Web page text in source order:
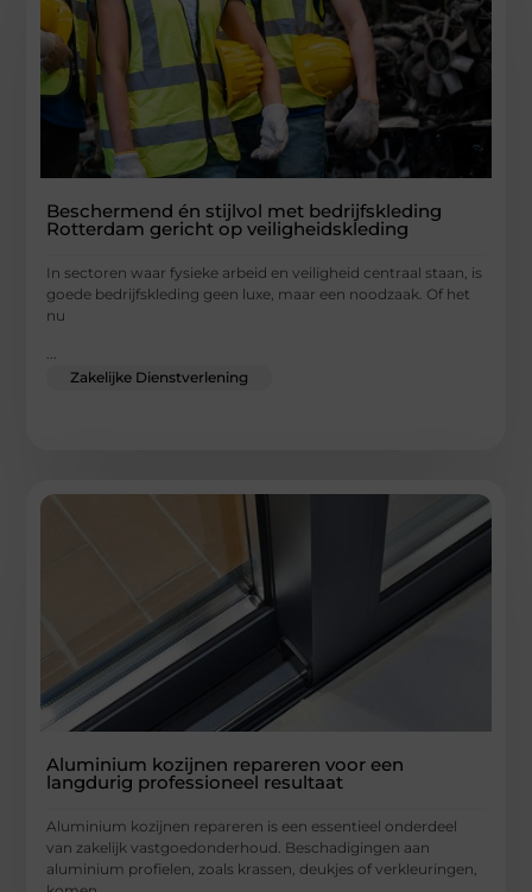
Beschermend én stijlvol met bedrijfskleding
Rotterdam gericht op veiligheidskleding
In sectoren waar fysieke arbeid en veiligheid centraal staan, is
goede bedrijfskleding geen luxe, maar een noodzaak. Of het
nu
...
Zakelijke Dienstverlening
Aluminium kozijnen repareren voor een
langdurig professioneel resultaat
Aluminium kozijnen repareren is een essentieel onderdeel
van zakelijk vastgoedonderhoud. Beschadigingen aan
aluminium profielen, zoals krassen, deukjes of verkleuringen,